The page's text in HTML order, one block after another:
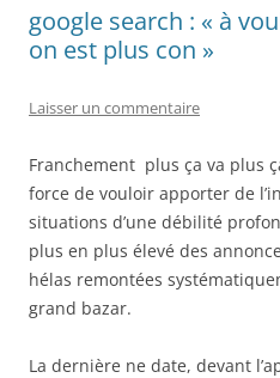
google search : « à
on est plus con »
Laisser un commentaire
Franchement plus ça va plus
force de vouloir apporter de
situations d’une débilité
plus en plus élevé des
hélas remontées
grand bazar.
La dernière ne date, devant